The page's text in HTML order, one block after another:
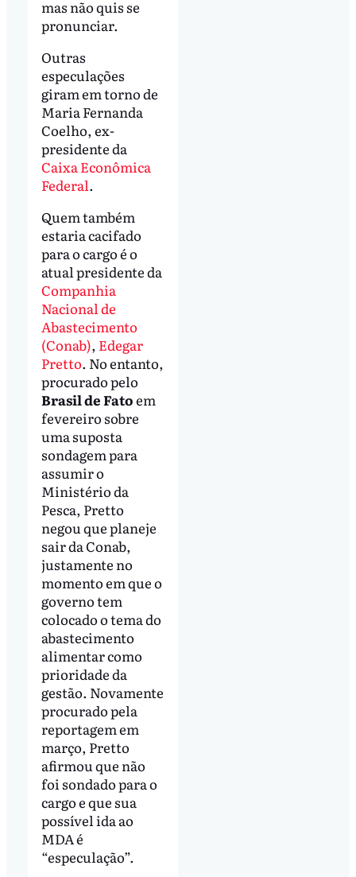
mas não quis se
pronunciar.
Outras
especulações
giram em torno de
Maria Fernanda
Coelho, ex-
presidente da
Caixa Econômica
Federal.
Quem também
estaria cacifado
para o cargo é o
atual presidente da
Companhia
Nacional de
Abastecimento
(Conab), Edegar
Pretto. No entanto,
procurado pelo
Brasil de Fatoem
fevereiro sobre
uma suposta
sondagem para
assumir o
Ministério da
Pesca, Pretto
negou que planeje
sair da Conab,
justamente no
momento em que o
governo tem
colocado o tema do
abastecimento
alimentar como
prioridade da
gestão. Novamente
procurado pela
reportagem em
março, Pretto
afirmou que não
foi sondado para o
cargo e que sua
possível ida ao
MDA é
“especulação”.